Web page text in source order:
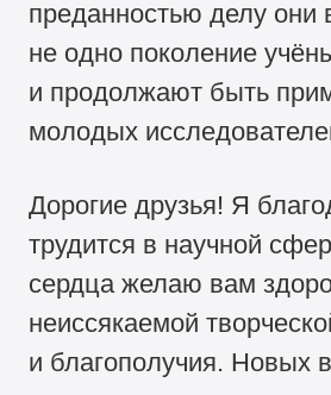
преданностью делу они
не одно поколение
и продолжают быть
молодых
Дорогие друзья! Я
трудится в научной
сердца желаю вам
неиссякаемой
и благополучия. Новых